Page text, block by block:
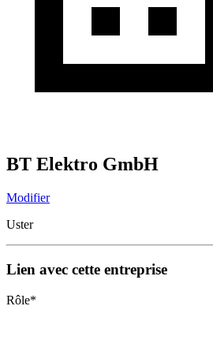
BT Elektro GmbH
Modifier
Uster
Lien avec cette entreprise
Rôle*